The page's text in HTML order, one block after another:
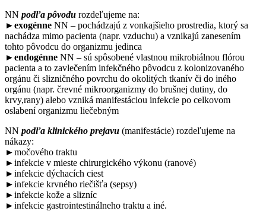
NN podľa pôvodu rozdeľujeme na:
►exogénne NN – pochádzajú z vonkajšieho prostredia, ktorý sa
nachádza mimo pacienta (napr. vzduchu) a vznikajú zanesením
tohto pôvodcu do organizmu jedinca
►endogénne NN – sú spôsobené vlastnou mikrobiálnou flórou
pacienta a to zavlečením infekčného pôvodcu z kolonizovaného
orgánu či slizničného povrchu do okolitých tkanív či do iného
orgánu (napr. črevné mikroorganizmy do brušnej dutiny, do
krvy,rany) alebo vzniká manifestáciou infekcie po celkovom
oslabení organizmu liečebným
NN podľa klinického prejavu (manifestácie) rozdeľujeme na
nákazy:
►močového traktu
►infekcie v mieste chirurgického výkonu (ranové)
►infekcie dýchacích ciest
►infekcie krvného riečišťa (sepsy)
►infekcie kože a slizníc
►infekcie gastrointestinálneho traktu a iné.